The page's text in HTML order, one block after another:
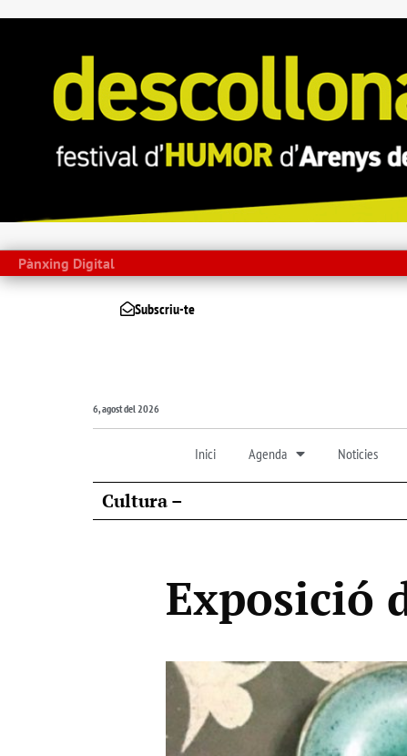
Pànxing Digital
Subscriu-te
6, agost del 2026
Inici Agenda Noticies
Cultura –
Exposició